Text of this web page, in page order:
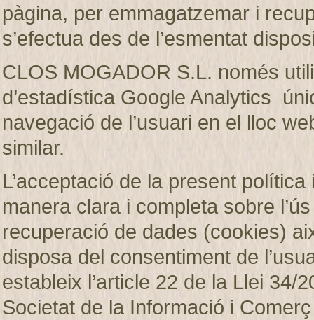
pàgina, per emmagatzemar i
s’efectua des de l’esmentat
CLOS MOGADOR S.L. només
d’estadística Google Analytics
navegació de l’usuari en el lloc
similar.
L’acceptació de la present
manera clara i completa sobre
recuperació de dades (cookies)
disposa del consentiment de
estableix l’article 22 de la Llei 34/
Societat de la Informació i